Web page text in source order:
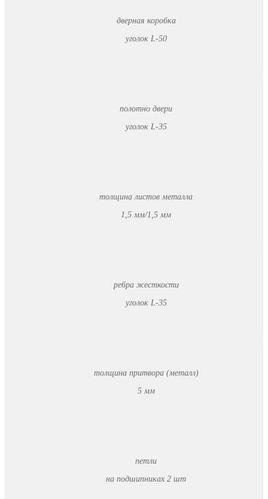
дверная коробка
уголок L-50
полотно двери
уголок L-35
толщина листов металла
1,5 мм/1,5 мм
ребра жесткости
уголок L-35
толщина притвора (металл)
5 мм
петли
на подшипниках 2 шт